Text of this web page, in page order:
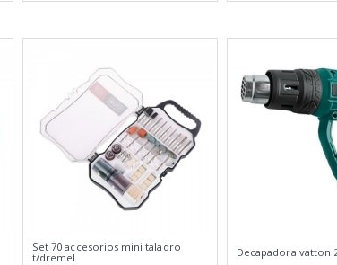
Set 70 accesorios mini taladro
t/dremel
Decapadora vatton